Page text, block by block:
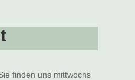
finden uns mittwochs